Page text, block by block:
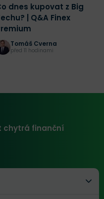
dnes kupovat z Big
| Q&A Finex
Tomáš Cverna
před 11 hodinami
chytrá finanční